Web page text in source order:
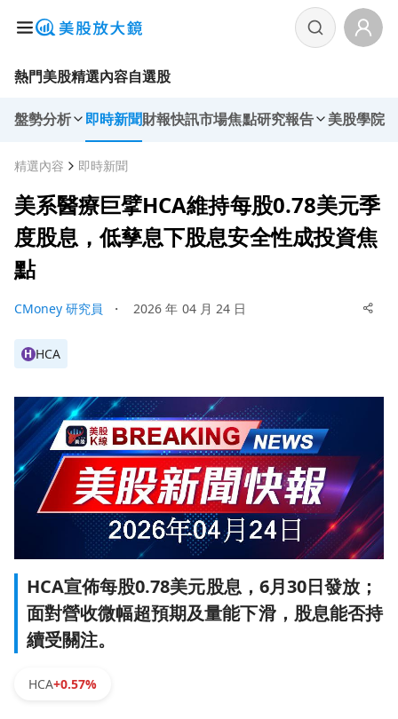
熱門美股精選內容自選股
盤勢分析 即時新聞財報快訊市場焦點研究報告 美股學院
精選內容 即時新聞
美系醫療巨擘HCA維持每股0.78美元季
度股息，低孳息下股息安全性成投資焦
點
CMoney 研究員 ・ 2026 年 04 月 24 日
H HCA
HCA宣佈每股0.78美元股息，6月30日發放；
面對營收微幅超預期及量能下滑，股息能否持
續受關注。
HCA+0.57%